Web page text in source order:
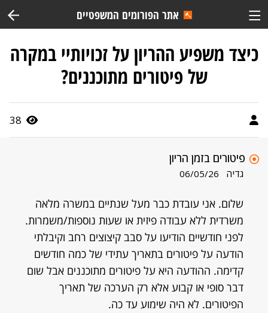
אתר הפורומים המשפטיים
כיצד משפיע ההריון על זכויותיי במקרה
של פיטורים מתוכננים?
38
פיטורים בזמן הריון
גדיה 06/05/26
שלום. אני עובדת כבר מעל שנתיים במשרה מלאה
משרדית ללא עבודה פיזית או שעות נוספות/משמרות.
לפני חודשיים הודיעו על סבב קיצוצים רחב וקיבלתי
הודעה על פיטורים בתאריך עתידי של כמה חודשים
קדימה. ההודעה היא על פיטורים מתוכננים אבל שום
דבר סופי או קבוע אלא רק הערכה של תאריך
הפיטורים. לא היה שימוע עד כה.